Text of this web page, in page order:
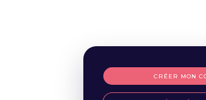
CRÉER MON